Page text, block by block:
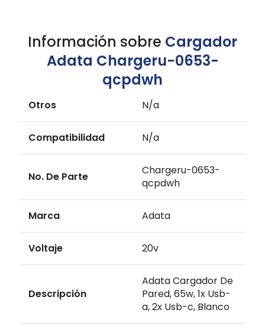
Información sobre Cargador
Adata Chargeru-0653-
qcpdwh
Otros N/a
Compatibilidad N/a
No. De Parte
Chargeru-0653-
qcpdwh
Marca Adata
Voltaje 20v
Descripción
Adata Cargador De
Pared, 65w, 1x Usb-
a, 2x Usb-c, Blanco